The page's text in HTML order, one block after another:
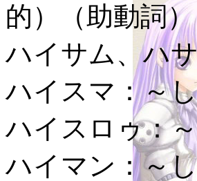
的）（助動詞）
ハイサム、ハ
ハイスマ：～
ハイスロゥ：
ハイマン：～